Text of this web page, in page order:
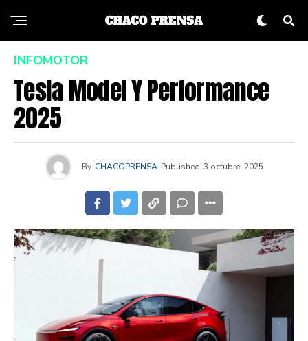
INFOMOTOR
Tesla Model Y Performance
2025
By CHACOPRENSA Published 3 octubre, 2025